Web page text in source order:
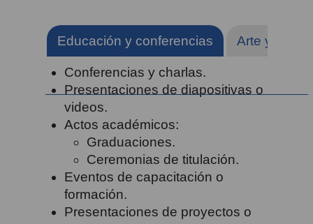
Educación y conferencias Arte y
Conferencias y charlas.
Presentaciones de diapositivas o
videos.
Actos académicos:
Graduaciones.
Ceremonias de titulación.
Eventos de capacitación o
formación.
Presentaciones de proyectos o